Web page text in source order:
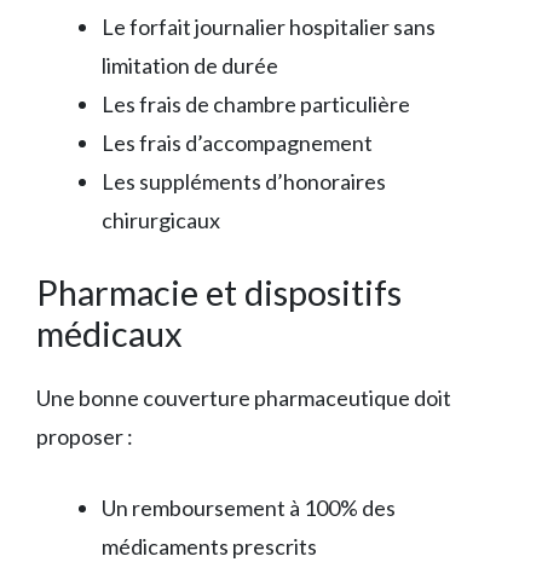
Le forfait journalier hospitalier sans
limitation de durée
Les frais de chambre particulière
Les frais d’accompagnement
Les suppléments d’honoraires
chirurgicaux
Pharmacie et dispositifs
médicaux
Une bonne couverture pharmaceutique doit
proposer :
Un remboursement à 100% des
médicaments prescrits